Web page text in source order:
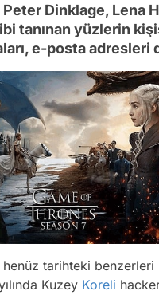
Dinklage, Lena
tanınan yüzlerin
e-posta adresleri
henüz tarihteki
Kuzey Koreli